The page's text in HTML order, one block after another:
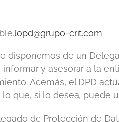
lopd@grupo-crit.com
disponemos de un
informar y asesorar a la
Además, el DPD
que, si lo desea, puede
de Protección de